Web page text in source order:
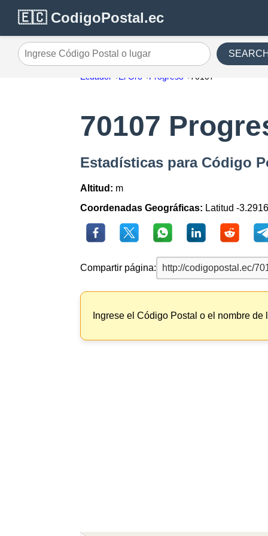
🇪🇨 CodigoPostal.ec
Ingrese Código Postal o lugar
Ecuador El Oro Progreso 70107
70107
Estadísticas para Código
Altitud: m
Coordenadas Geográficas: Latitud -
Compartir página:
Ingrese el Código Postal o el nombre